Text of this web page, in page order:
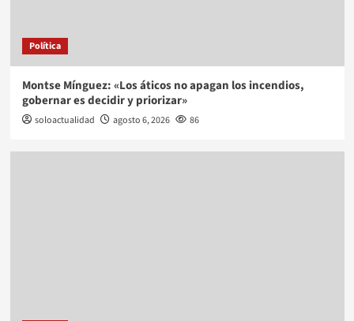
Política
Montse Mínguez: «Los áticos no apagan los incendios,
gobernar es decidir y priorizar»
soloactualidad agosto 6, 2026 86